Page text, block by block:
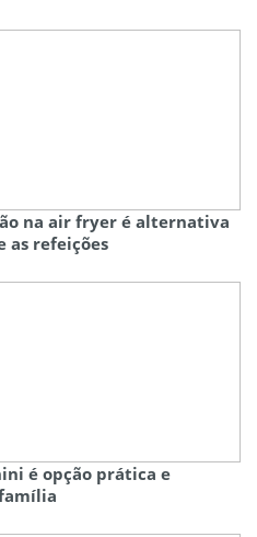
na air fryer é alternativa
as refeições
é opção prática e